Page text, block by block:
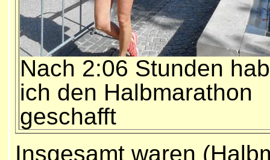
Nach 2:06 Stunden hab
ich den Halbmarathon
geschafft
Insgesamt waren